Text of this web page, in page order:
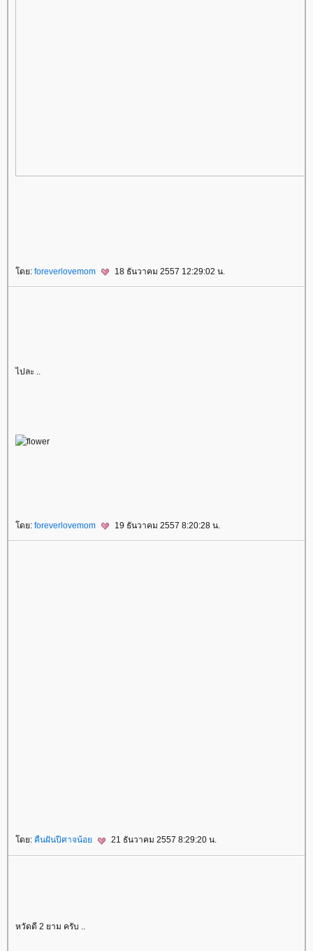
ดย: foreverlovemom 18 ธันวาคม 2557 12:29:02 น.
ไปละ ..
ดย: foreverlovemom 19 ธันวาคม 2557 8:20:28 น.
ดย: คืนฝันปีศาจน้อ 21 ธันวาคม 2557 8:29:20 น.
หวัดดี 2 ยาม ครับ ..